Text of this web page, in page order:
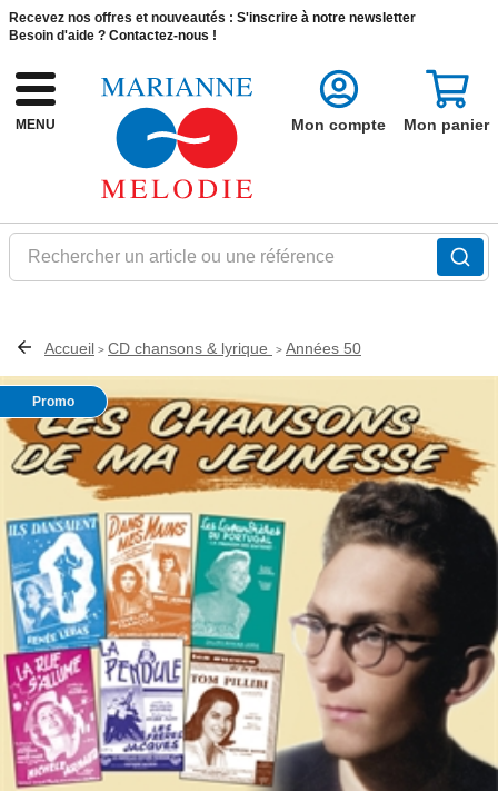
Recevez nos offres et nouveautés : S'inscrire à notre newsletter
Besoin d'aide ? Contactez-nous !
MENU
Rechercher un article ou une référence
Mon compte Mon panier
Accueil > CD chansons & lyrique > Années 50
Promo